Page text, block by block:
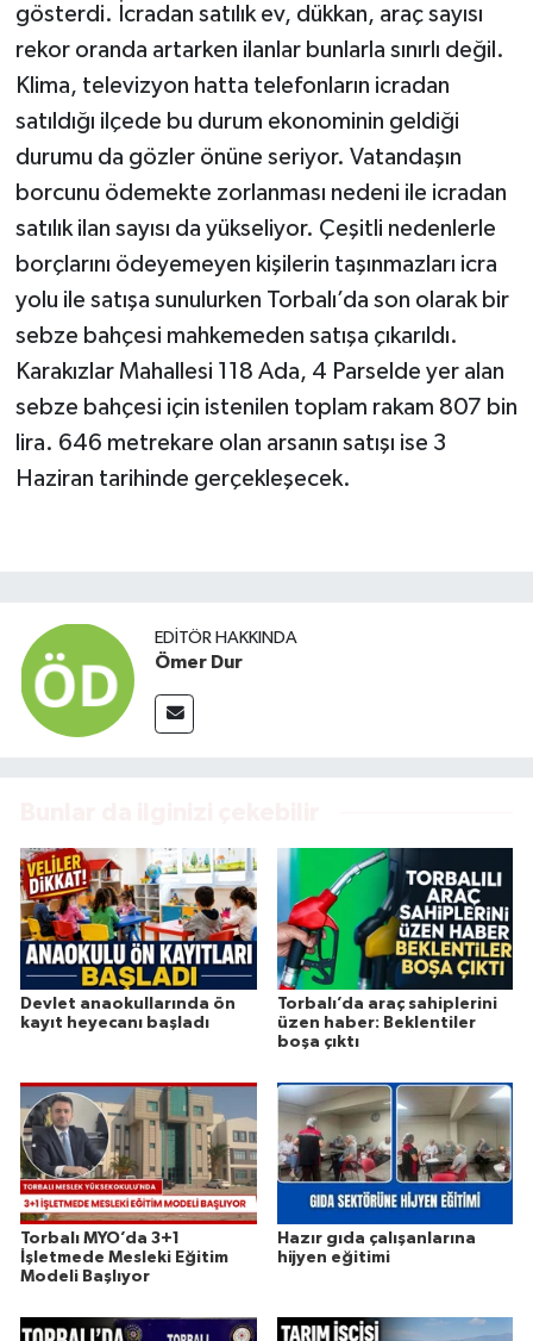
gösterdi. İcradan satılık ev, dükkan, araç sayısı
rekor oranda artarken ilanlar bunlarla sınırlı değil.
Klima, televizyon hatta telefonların icradan
satıldığı ilçede bu durum ekonominin geldiği
durumu da gözler önüne seriyor. Vatandaşın
borcunu ödemekte zorlanması nedeni ile icradan
satılık ilan sayısı da yükseliyor. Çeşitli nedenlerle
borçlarını ödeyemeyen kişilerin taşınmazları icra
yolu ile satışa sunulurken Torbalı’da son olarak bir
sebze bahçesi mahkemeden satışa çıkarıldı.
Karakızlar Mahallesi 118 Ada, 4 Parselde yer alan
sebze bahçesi için istenilen toplam rakam 807 bin
lira. 646 metrekare olan arsanın satışı ise 3
Haziran tarihinde gerçekleşecek.
EDITÖR HAKKINDA
Ömer Dur
Devlet anaokullarında ön
kayıt heyecanı başladı
Torbalı’da araç sahiplerini
üzen haber: Beklentiler
boşa çıktı
Torbalı MYO’da 3+1
İşletmede Mesleki Eğitim
Modeli Başlıyor
Hazır gıda çalışanlarına
hijyen eğitimi